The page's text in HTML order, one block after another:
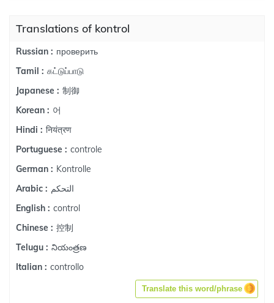
Translations of kontrol
Russian : проверить
Tamil : கட்டுப்பாடு
Japanese : 制御
Korean : 어
Hindi : नियंत्रण
Portuguese : controle
German : Kontrolle
Arabic : التحكم
English : control
Chinese : 控制
Telugu : నియంత్రణ
Italian : controllo
Translate this word/phrase